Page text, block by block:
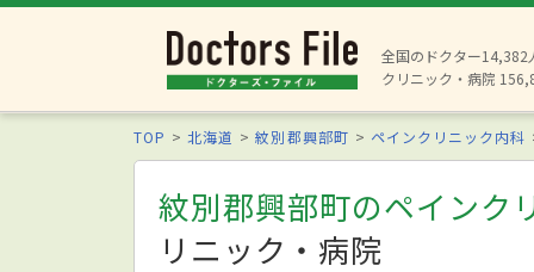
全国のドクター14,382
クリニック・病院
TOP 北海道 紋別郡興部町 ペインクリニック内科
紋別郡興部町のペインク
リニック・病院